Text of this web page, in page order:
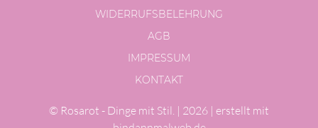
WIDERRUFSBELEHRUNG
AGB
IMPRESSUM
KONTAKT
© Rosarot - Dinge mit Stil. | 2026 | erstellt mit